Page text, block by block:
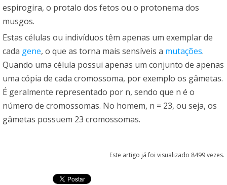
espirogira, o protalo dos fetos ou o protonema dos
musgos.
Estas células ou indivíduos têm apenas um exemplar de
cada gene, o que as torna mais sensíveis a mutações.
Quando uma célula possui apenas um conjunto de apenas
uma cópia de cada cromossoma, por exemplo os gâmetas.
É geralmente representado por n, sendo que n é o
número de cromossomas. No homem, n = 23, ou seja, os
gâmetas possuem 23 cromossomas.
Este artigo já foi visualizado 8499 vezes.